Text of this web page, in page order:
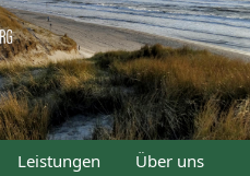
Leistungen
Über uns